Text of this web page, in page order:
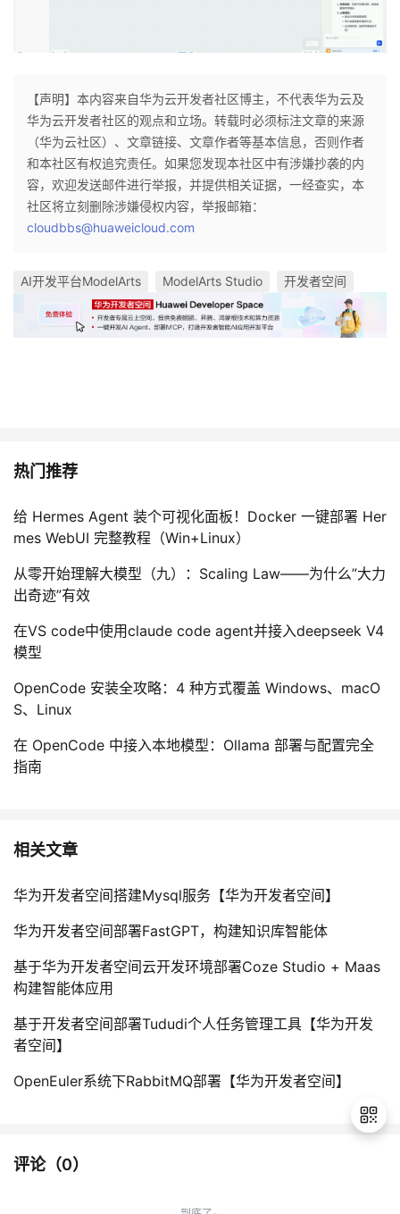
【声明】本内容来自华为云开发者社区博主，不代表华为云及
华为云开发者社区的观点和立场。转载时必须标注文章的来源
（华为云社区）、文章链接、文章作者等基本信息，否则作者
和本社区有权追究责任。如果您发现本社区中有涉嫌抄袭的内
容，欢迎发送邮件进行举报，并提供相关证据，一经查实，本
社区将立刻删除涉嫌侵权内容，举报邮箱：
cloudbbs@huaweicloud.com
AI开发平台ModelArts ModelArts Studio 开发者空间
热门推荐
给 Hermes Agent 装个可视化面板！Docker 一键部署 Her
mes WebUI 完整教程（Win+Linux）
从零开始理解大模型（九）：Scaling Law——为什么”大力
出奇迹”有效
在VS code中使用claude code agent并接入deepseek V4
模型
OpenCode 安装全攻略：4 种方式覆盖 Windows、macO
S、Linux
在 OpenCode 中接入本地模型：Ollama 部署与配置完全
指南
相关文章
华为开发者空间搭建Mysql服务【华为开发者空间】
华为开发者空间部署FastGPT，构建知识库智能体
基于华为开发者空间云开发环境部署Coze Studio + Maas
构建智能体应用
基于开发者空间部署Tududi个人任务管理工具【华为开发
者空间】
OpenEuler系统下RabbitMQ部署【华为开发者空间】
评论（0）